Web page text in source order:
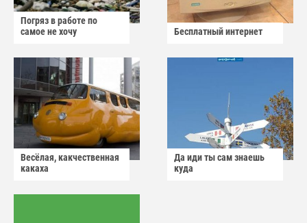
Погряз в работе по
самое не хочу
Бесплатный интернет
Весёлая, какчественная
какаха
Да иди ты сам знаешь
куда